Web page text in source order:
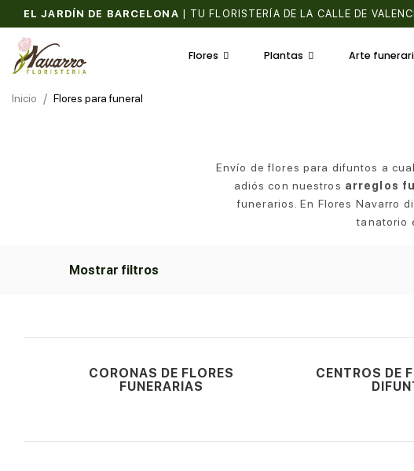
EL JARDÍN DE BARCELONA TU FLORISTERÍA DE LA CALLE DE
Flores Plantas Arte
Inicio Flores para funeral
Envío de flores para difuntos a
adiós con nuestros arreglos
funerarios. En Flores Navarro
tanatorio
Mostrar filtros
CORONAS DE FLORES
FUNERARIAS
CENTROS DE